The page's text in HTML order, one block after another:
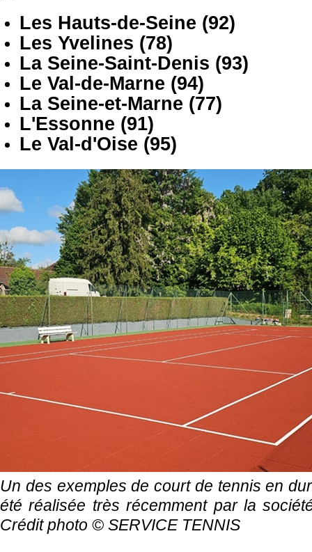
Les Hauts-de-Seine (92)
Les Yvelines (78)
La Seine-Saint-Denis (93)
Le Val-de-Marne (94)
La Seine-et-Marne (77)
L'Essonne (91)
Le Val-d'Oise (95)
Un des exemples de court de tennis en
été réalisée très récemment par la
Crédit photo © SERVICE TENNIS